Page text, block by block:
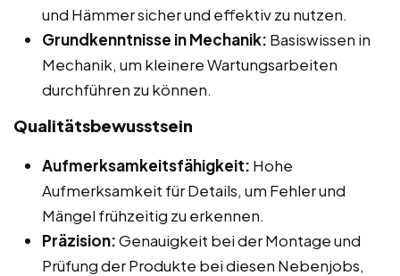
und Hämmer sicher und effektiv zu nutzen.
Grundkenntnisse in Mechanik: Basiswissen in
Mechanik, um kleinere Wartungsarbeiten
durchführen zu können.
Qualitätsbewusstsein
Aufmerksamkeitsfähigkeit: Hohe
Aufmerksamkeit für Details, um Fehler und
Mängel frühzeitig zu erkennen.
Präzision:Genauigkeit bei der Montage und
Prüfung der Produkte bei diesen Nebenjobs,